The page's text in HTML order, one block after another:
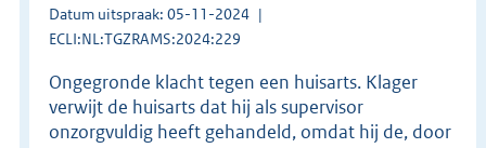
Datum uitspraak: 05-11-2024
ECLI:NL:TGZRAMS:2024:229
Ongegronde klacht tegen een huisarts. Klager
verwijt de huisarts dat hij als supervisor
onzorgvuldig heeft gehandeld, omdat hij de, door